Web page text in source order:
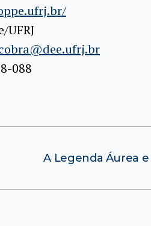
UFRJ
088
A Legenda Áurea e